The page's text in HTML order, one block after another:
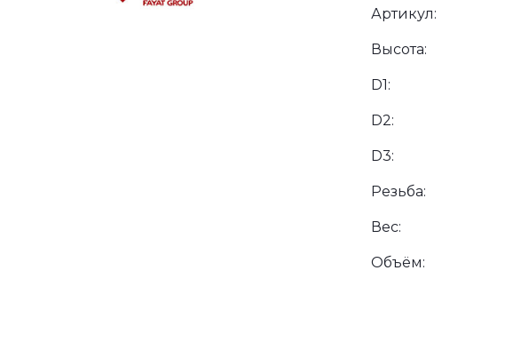
Артикул:
Высота:
D1:
D2:
D3:
Резьба:
Вес:
Объём: